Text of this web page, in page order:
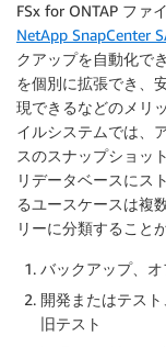
FSx for ONTAP ファ
NetApp SnapCenter
クアップを自動化で
を個別に拡張でき、
現できるなどのメリ
イルシステムでは、
スのスナップショッ
リデータベースにス
るユースケースは複
リーに分類すること
バックアップ、
開発またはテス
旧テスト